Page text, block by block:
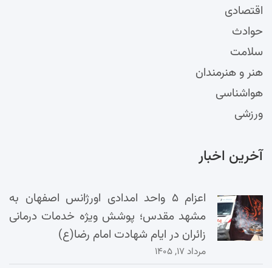
اقتصادی
حوادث
سلامت
هنر و هنرمندان
هواشناسی
ورزشی
آخرین اخبار
اعزام ۵ واحد امدادی اورژانس اصفهان به
مشهد مقدس؛ پوشش ویژه خدمات درمانی
زائران در ایام شهادت امام رضا(ع)
مرداد ۱۷, ۱۴۰۵